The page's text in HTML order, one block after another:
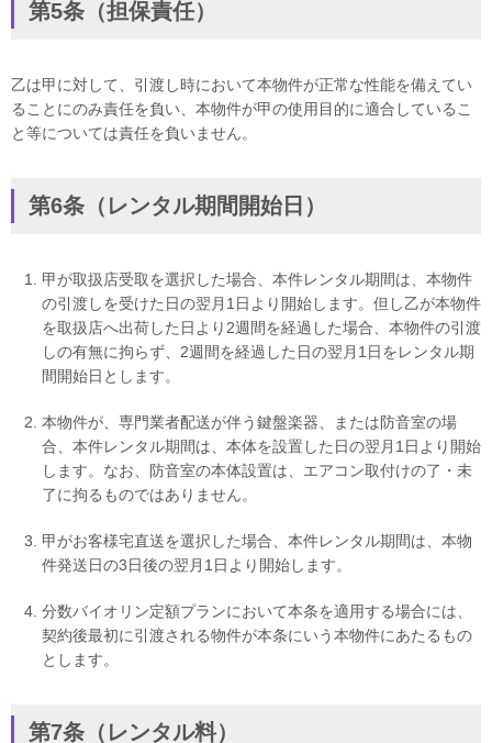
第5条（担保責任）
乙は甲に対して、引渡し時において本物件が正常な性能を備えてい
ることにのみ責任を負い、本物件が甲の使用目的に適合しているこ
と等については責任を負いません。
第6条（レンタル期間開始日）
甲が取扱店受取を選択した場合、本件レンタル期間は、本物件
の引渡しを受けた日の翌月1日より開始します。但し乙が本物件
を取扱店へ出荷した日より2週間を経過した場合、本物件の引渡
しの有無に拘らず、2週間を経過した日の翌月1日をレンタル期
間開始日とします。
本物件が、専門業者配送が伴う鍵盤楽器、または防音室の場
合、本件レンタル期間は、本体を設置した日の翌月1日より開始
します。なお、防音室の本体設置は、エアコン取付けの了・未
了に拘るものではありません。
甲がお客様宅直送を選択した場合、本件レンタル期間は、本物
件発送日の3日後の翌月1日より開始します。
分数バイオリン定額プランにおいて本条を適用する場合には、
契約後最初に引渡される物件が本条にいう本物件にあたるもの
とします。
第7条（レンタル料）